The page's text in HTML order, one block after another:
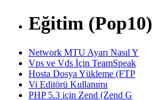
Eğitim (Pop10)
Network MTU Ayarı Nasıl Y
Vps ve Vds İçin TeamSpeak
Hosta Dosya Yükleme (FTP
Vi Editörü Kullanımı
PHP 5.3 için Zend (Zend G